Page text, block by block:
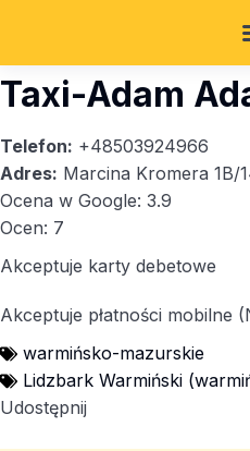
Taxi-Adam
Telefon: +48503924966
Adres: Marcina Kromera 1B/
Ocena w Google: 3.9
Ocen: 7
Akceptuje karty debetowe
Akceptuje płatności mobilne
warmińsko-mazurskie
Lidzbark Warmiński
Udostępnij